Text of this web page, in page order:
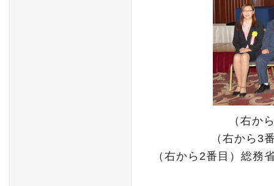
（右
（右から
（右から2番目）